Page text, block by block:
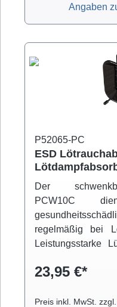
Angaben
P52065-PC
ESD
Der
PCW10C
regelmäßig bei
Leistungsstarke
einen an der
Leistung von 30W
23,95 €*
Preis inkl. MwSt. zzgl.